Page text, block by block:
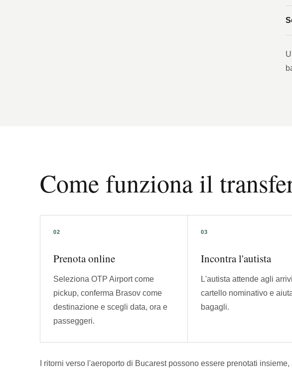
Come funziona il
Prenota online
Seleziona OTP Airport come
pickup, conferma Brasov come
destinazione e scegli data, ora e
passeggeri.
Incontra l'autista
L'autista attende agli
cartello nominativo e
bagagli.
I ritorni verso l'aeroporto di Bucarest possono essere prenotati